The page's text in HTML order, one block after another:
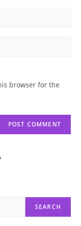
browser for the
SEARCH